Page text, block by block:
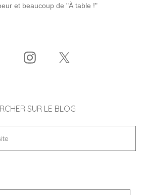
et beaucoup de "À table !"
SUR LE BLOG